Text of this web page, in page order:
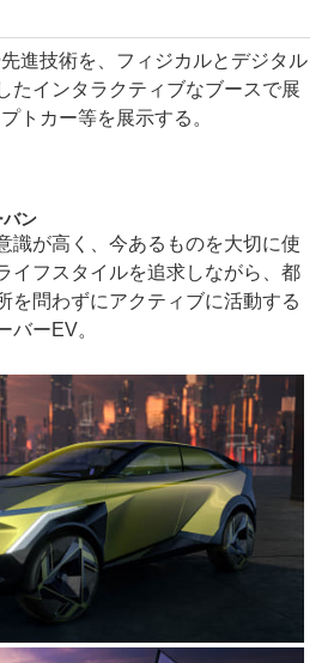
進技術を、フィジカルとデジタル
たインタラクティブなブースで展
トカー等を展示する。
バン
識が高く、今あるものを大切に使
イフスタイルを追求しながら、都
を問わずにアクティブに活動する
バーEV。